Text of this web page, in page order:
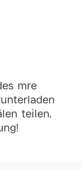
mre
teilen.